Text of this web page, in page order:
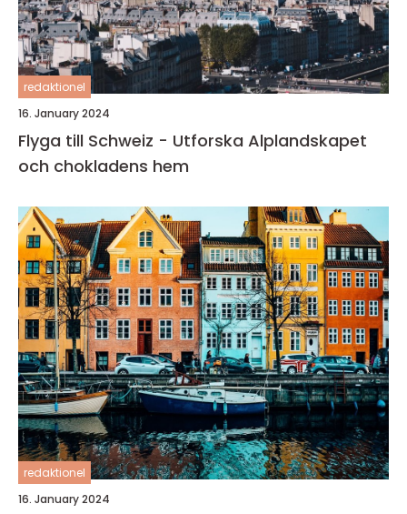
redaktionel
16. January 2024
Flyga till Schweiz - Utforska Alplandskapet
och chokladens hem
redaktionel
16. January 2024